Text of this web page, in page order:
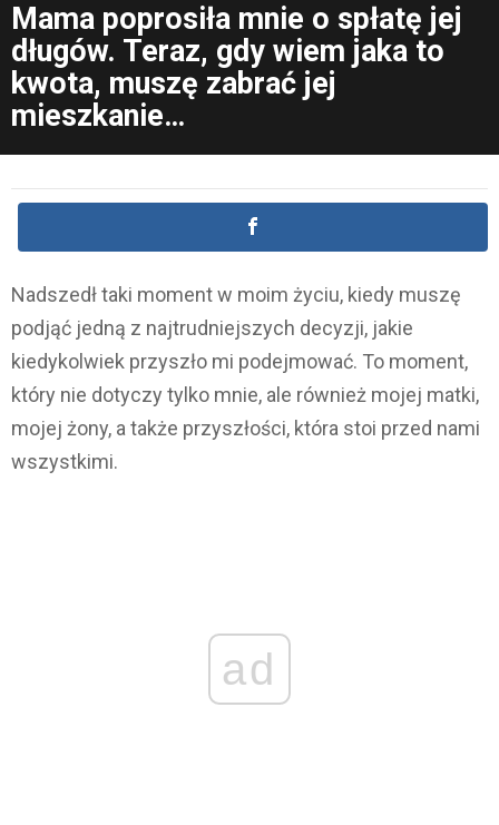
Mama poprosiła mnie o spłatę jej
długów. Teraz, gdy wiem jaka to
kwota, muszę zabrać jej
mieszkanie…
Nadszedł taki moment w moim życiu, kiedy muszę
podjąć jedną z najtrudniejszych decyzji, jakie
kiedykolwiek przyszło mi podejmować. To moment,
który nie dotyczy tylko mnie, ale również mojej matki,
mojej żony, a także przyszłości, która stoi przed nami
wszystkimi.
ad